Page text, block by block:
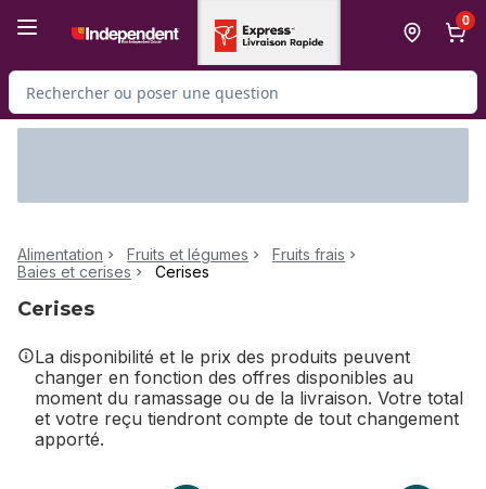
0
Rechercher des produits
Alimentation Fruits et légumes
Fruits frais
Baies et cerises
Cerises
Cerises
La disponibilité et le prix des produits peuvent
changer en fonction des offres disponibles au
moment du ramassage ou de la livraison. Votre total
et votre reçu tiendront compte de tout changement
apporté.